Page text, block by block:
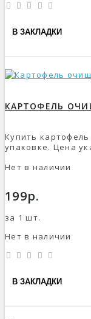
В ЗАКЛАДКИ
КАРТОФЕЛЬ
Купить
упаковке. Цена
Нет в наличии
199р.
за 1 шт.
Нет в наличии
В ЗАКЛАДКИ